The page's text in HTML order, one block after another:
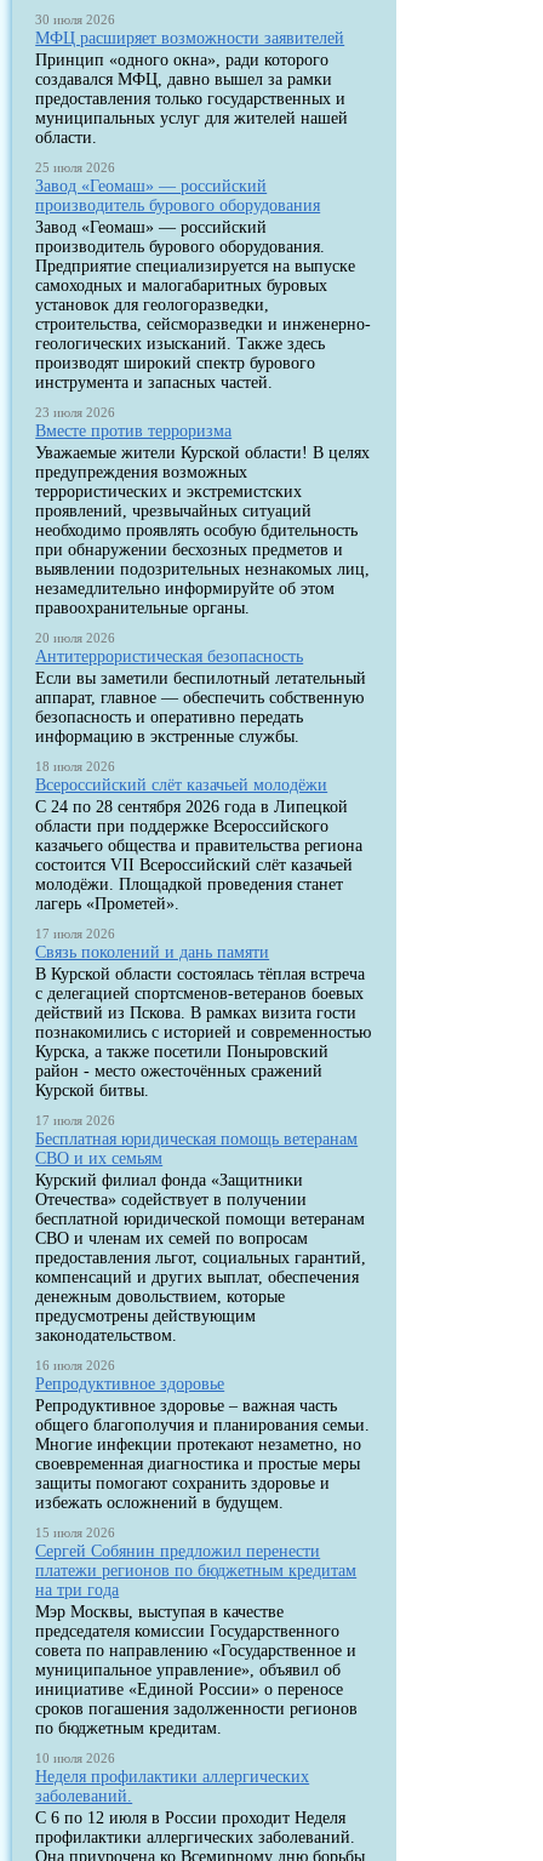
30 июля 2026
МФЦ расширяет возможности заявителей
Принцип «одного окна», ради которого
создавался МФЦ, давно вышел за рамки
предоставления только государственных и
муниципальных услуг для жителей нашей
области.
25 июля 2026
Завод «Геомаш» — российский
производитель бурового оборудования
Завод «Геомаш» — российский
производитель бурового оборудования.
Предприятие специализируется на выпуске
самоходных и малогабаритных буровых
установок для геологоразведки,
строительства, сейсморазведки и инженерно-
геологических изысканий. Также здесь
производят широкий спектр бурового
инструмента и запасных частей.
23 июля 2026
Вместе против терроризма
Уважаемые жители Курской области! В целях
предупреждения возможных
террористических и экстремистских
проявлений, чрезвычайных ситуаций
необходимо проявлять особую бдительность
при обнаружении бесхозных предметов и
выявлении подозрительных незнакомых лиц,
незамедлительно информируйте об этом
правоохранительные органы.
20 июля 2026
Антитеррористическая безопасность
Если вы заметили беспилотный летательный
аппарат, главное — обеспечить собственную
безопасность и оперативно передать
информацию в экстренные службы.
18 июля 2026
Всероссийский слёт казачьей молодёжи
С 24 по 28 сентября 2026 года в Липецкой
области при поддержке Всероссийского
казачьего общества и правительства региона
состоится VII Всероссийский слёт казачьей
молодёжи. Площадкой проведения станет
лагерь «Прометей».
17 июля 2026
Связь поколений и дань памяти
В Курской области состоялась тёплая встреча
с делегацией спортсменов-ветеранов боевых
действий из Пскова. В рамках визита гости
познакомились с историей и современностью
Курска, а также посетили Поныровский
район - место ожесточённых сражений
Курской битвы.
17 июля 2026
Бесплатная юридическая помощь ветеранам
СВО и их семьям
Курский филиал фонда «Защитники
Отечества» содействует в получении
бесплатной юридической помощи ветеранам
СВО и членам их семей по вопросам
предоставления льгот, социальных гарантий,
компенсаций и других выплат, обеспечения
денежным довольствием, которые
предусмотрены действующим
законодательством.
16 июля 2026
Репродуктивное здоровье
Репродуктивное здоровье – важная часть
общего благополучия и планирования семьи.
Многие инфекции протекают незаметно, но
своевременная диагностика и простые меры
защиты помогают сохранить здоровье и
избежать осложнений в будущем.
15 июля 2026
Сергей Собянин предложил перенести
платежи регионов по бюджетным кредитам
на три года
Мэр Москвы, выступая в качестве
председателя комиссии Государственного
совета по направлению «Государственное и
муниципальное управление», объявил об
инициативе «Единой России» о переносе
сроков погашения задолженности регионов
по бюджетным кредитам.
10 июля 2026
Неделя профилактики аллергических
заболеваний.
С 6 по 12 июля в России проходит Неделя
профилактики аллергических заболеваний.
Она приурочена ко Всемирному дню борьбы